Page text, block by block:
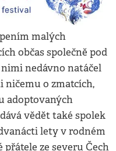
malých
občas společně pod
nedávno natáčel
o zmatcích,
adoptovaných
vědět také spolek
lety v rodném
přátele ze severu Čech